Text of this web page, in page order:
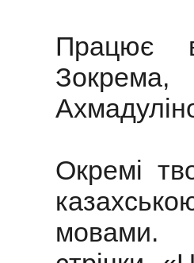
Працює
Окремі
мовами.